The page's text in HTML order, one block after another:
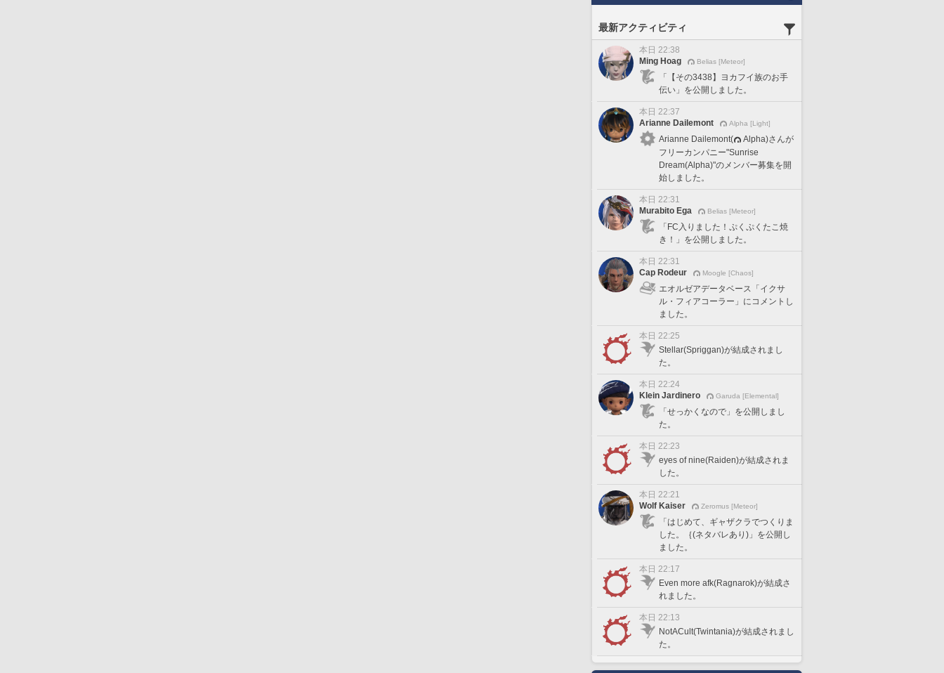
最新アクティビティ
本日 22:38
Ming Hoag
Belias [Meteor]
「【その3438】ヨカフイ族のお手
伝い」を公開しました。
本日 22:37
Arianne Dailemont
Alpha [Light]
Arianne Dailemont(
Alpha)さんが
フリーカンパニー"Sunrise
Dream(Alpha)"のメンバー募集を開
始しました。
本日 22:31
Murabito Ega
Belias [Meteor]
「FC入りました！ぷくぷくたこ焼
き！」を公開しました。
本日 22:31
Cap Rodeur
Moogle [Chaos]
エオルゼアデータベース「イクサ
ル・フィアコーラー」にコメントし
ました。
本日 22:25
Stellar(Spriggan)が結成されまし
た。
本日 22:24
Klein Jardinero
Garuda [Elemental]
「せっかくなので」を公開しまし
た。
本日 22:23
eyes of nine(Raiden)が結成されま
した。
本日 22:21
Wolf Kaiser
Zeromus [Meteor]
「はじめて、ギャザクラでつくりま
した。｛(ネタバレあり)」を公開し
ました。
本日 22:17
Even more afk(Ragnarok)が結成さ
れました。
本日 22:13
NotACult(Twintania)が結成されまし
た。